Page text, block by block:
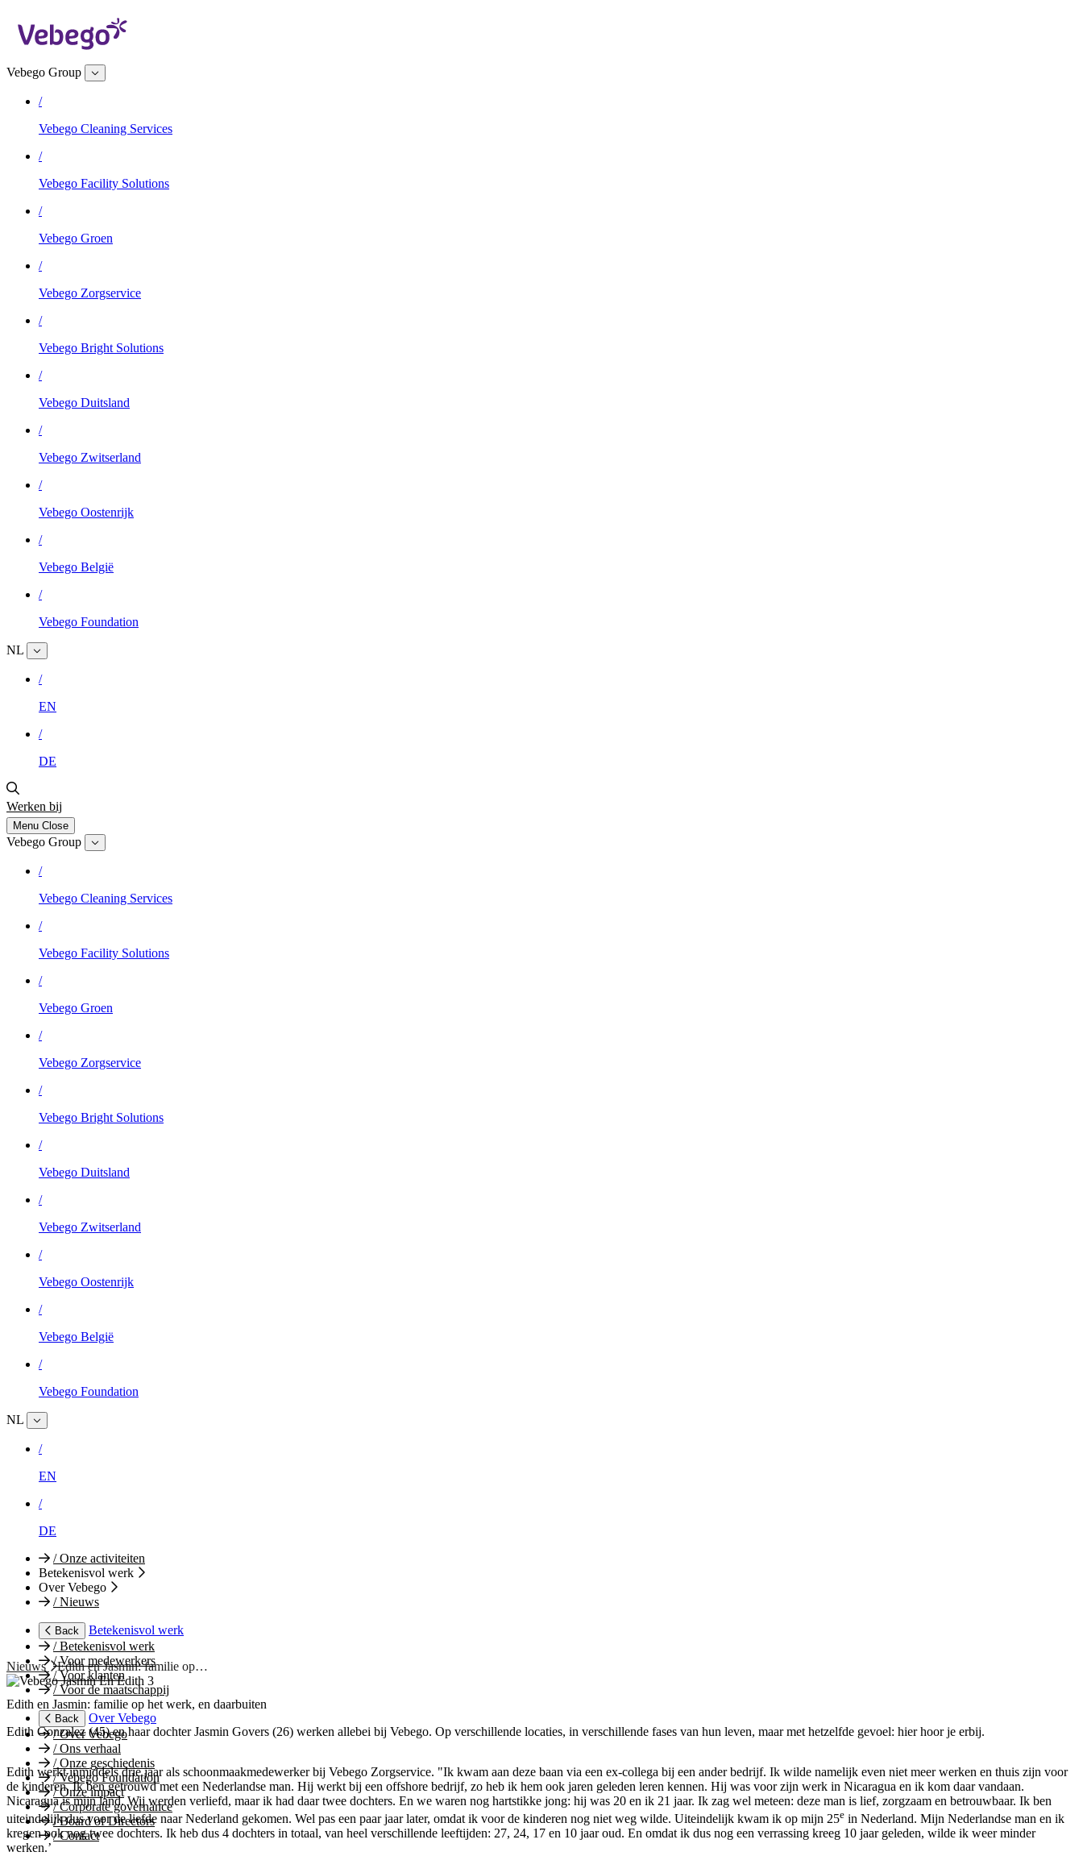
Vebego Group
/
Vebego Cleaning Services
/
Vebego Facility Solutions
/
Vebego Groen
/
Vebego Zorgservice
/
Vebego Bright Solutions
/
Vebego Duitsland
/
Vebego Zwitserland
/
Vebego Oostenrijk
/
Vebego België
/
Vebego Foundation
NL
/
EN
/
DE
Werken bij
Menu Close
Vebego Group
/
Vebego Cleaning Services
/
Vebego Facility Solutions
/
Vebego Groen
/
Vebego Zorgservice
/
Vebego Bright Solutions
/
Vebego Duitsland
/
Vebego Zwitserland
/
Vebego Oostenrijk
/
Vebego België
/
Vebego Foundation
NL
/
EN
/
DE
/Onze activiteiten
Betekenisvol werk
Over Vebego
/Nieuws
Back
Betekenisvol werk
/Betekenisvol werk
/Voor medewerkers
/Voor klanten
/Voor de maatschappij
Back
Over Vebego
/Over Vebego
/Ons verhaal
/Onze geschiedenis
/Vebego Foundation
/Onze impact
/Corporate governance
/Board of Directors
/Contact
Nieuws Edith en Jasmin: familie op…
Edith en Jasmin: familie op het werk, en daarbuiten
Edith Gonzalez (45) en haar dochter Jasmin Govers (26) werken allebei bij Vebego. Op verschillende locaties, in verschillende fases van hun leven, maar met hetzelfde gevoel: hier hoor je erbij.
Edith werkt inmiddels drie jaar als schoonmaakmedewerker bij Vebego Zorgservice. "Ik kwam aan deze baan via een ex-collega bij een ander bedrijf. Ik wilde namelijk even niet meer werken en thuis zijn voor
de kinderen. Ik ben getrouwd met een Nederlandse man. Hij werkt bij een offshore bedrijf, zo heb ik hem ook jaren geleden leren kennen. Hij was voor zijn werk in Nicaragua en ik kom daar vandaan.
Nicaragua is mijn land. Wij werden verliefd, maar ik had daar twee dochters. En we waren nog hartstikke jong: hij was 20 en ik 21 jaar. Ik zag wel meteen: deze man is lief, zorgzaam en betrouwbaar. Ik ben
uiteindelijk dus voor de liefde naar Nederland gekomen. Wel pas een paar jaar later, omdat ik voor de kinderen nog niet weg wilde. Uiteindelijk kwam ik op mijn 25e in Nederland. Mijn Nederlandse man en ik
kregen ook nog twee dochters. Ik heb dus 4 dochters in totaal, van heel verschillende leeftijden: 27, 24, 17 en 10 jaar oud. En omdat ik dus nog een verrassing kreeg 10 jaar geleden, wilde ik weer minder
werken.’